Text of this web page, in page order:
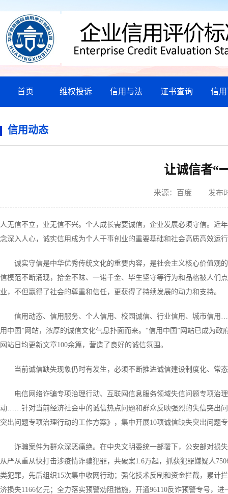
首页 维权投诉 信用与法 证书查询 信
信用动态
让诚信者“
来源： 百度 发布
人无信不立，业无信不兴。个人成长需要诚信，企业发展必须守信。近
念深入人心，诚实信用成为个人干事创业的重要基础和社会高质高效运
诚实守信是中华优秀传统文化的重要内容，是社会主义核心价值观
信模范不断涌现，拾金不昧、一诺千金、毕生坚守等行为和品格被人们
业，不但赢得了社会的尊重和信任，更获得了持续发展的动力和支持。
信用动态、信用服务、个人信用、校园诚信、行业信用、城市信用
用中国”网站，浓厚的诚信文化气息扑面而来。“信用中国”网站已成为
网站日均更新文章100余篇，营造了良好的诚信氛围。
当前诚信缺失现象仍时有发生，必须不断推进诚信建设制度化、常
电信网络诈骗专项治理行动、互联网信息服务领域失信问题专项治
动……针对当前经济社会中的诚信热点问题和群众反映强烈的失信突出
突出问题专项治理行动的工作方案》，集中开展10项诚信缺失突出问题
诈骗案件为群众深恶痛绝。在中央文明委统一部署下，公安部对损
从严从重从快打击涉疫情诈骗犯罪，共破案1.6万起，抓获犯罪嫌疑人
类犯罪，先后组织15次集中收网行动；强化技术反制和资金拦截，累计
济损失1166亿元；全力落实预警劝阻措施，开通96110反诈预警专号，